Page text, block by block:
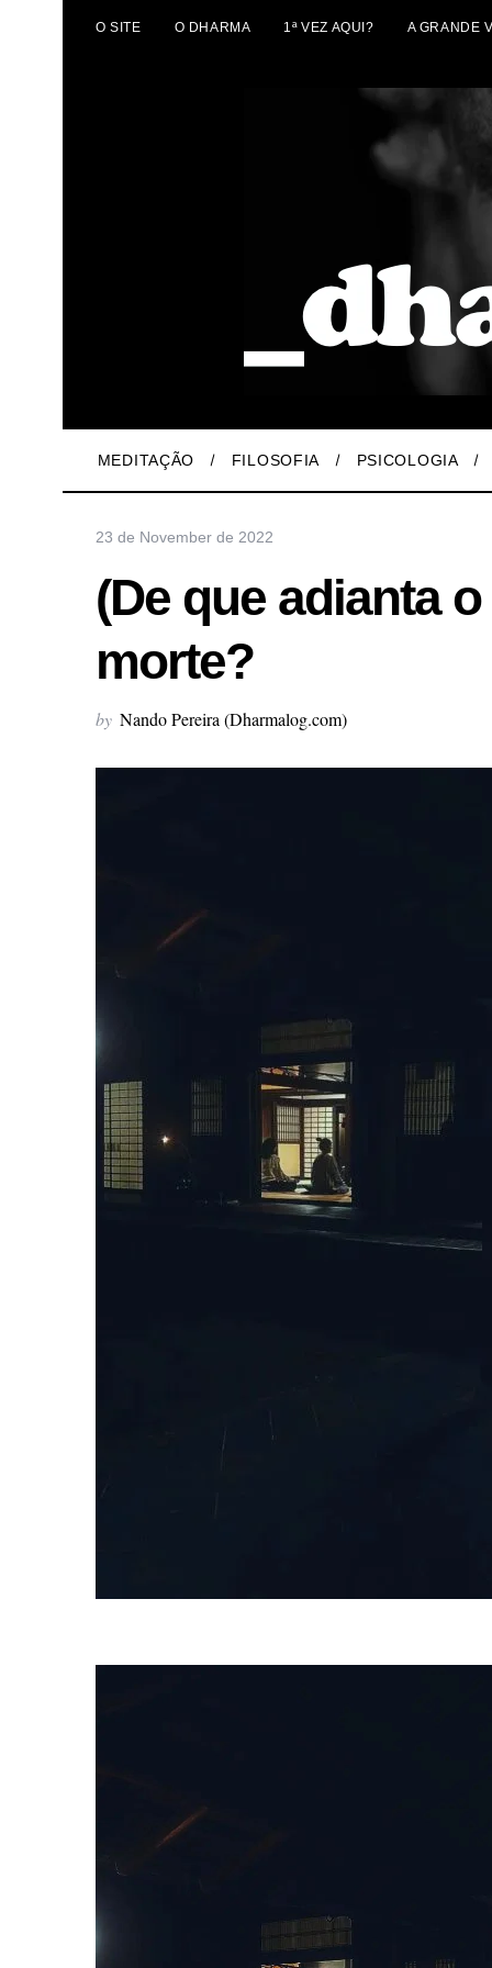
O SITE O DHARMA 1ª VEZ AQUI? A GRANDE
MEDITAÇÃO FILOSOFIA PSICOLOGIA
23 de November de 2022
(De que adianta
morte?
by Nando Pereira (Dharmalog.com)